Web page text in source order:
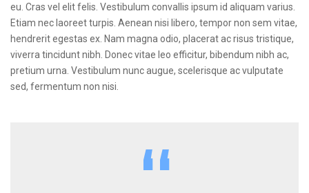
eu. Cras vel elit felis. Vestibulum convallis ipsum id aliquam varius.
Etiam nec laoreet turpis. Aenean nisi libero, tempor non sem vitae,
hendrerit egestas ex. Nam magna odio, placerat ac risus tristique,
viverra tincidunt nibh. Donec vitae leo efficitur, bibendum nibh ac,
pretium urna. Vestibulum nunc augue, scelerisque ac vulputate
sed, fermentum non nisi.